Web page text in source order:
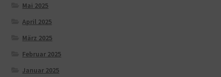
Mai 2025
April 2025
März 2025
Februar 2025
Januar 2025